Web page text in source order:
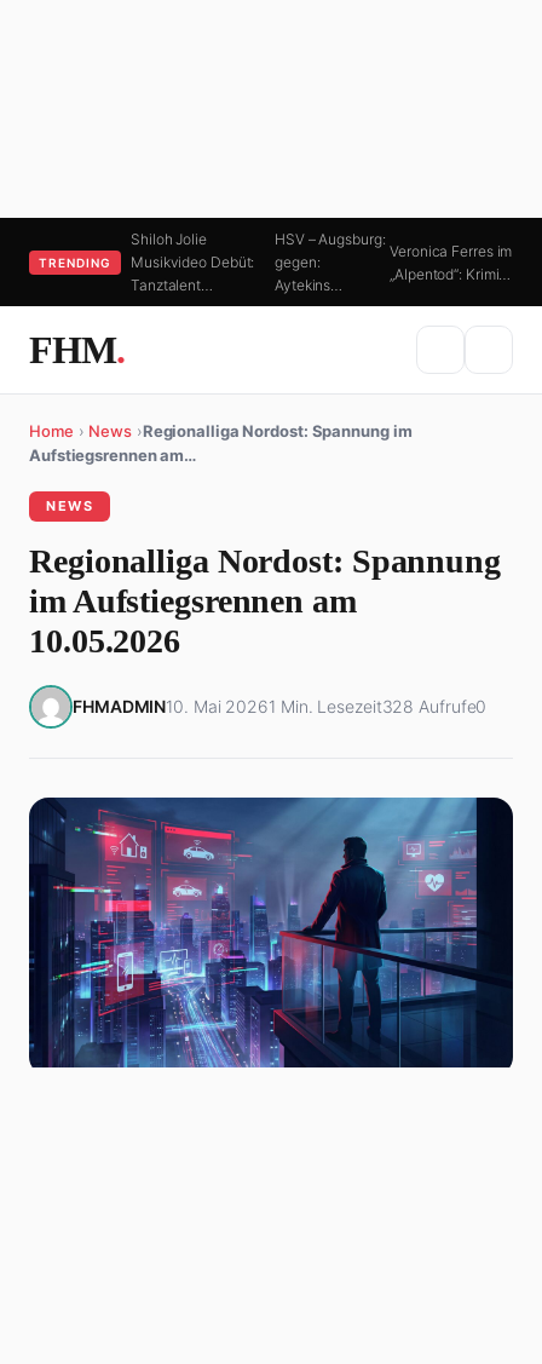
TRENDING
Shiloh Jolie
Musikvideo Debüt:
Tanztalent…
HSV – Augsburg:
gegen:
Aytekins…
Veronica Ferres im
„Alpentod“: Krimi…
FHM.
Home › News ›Regionalliga Nordost: Spannung im
Aufstiegsrennen am…
NEWS
Regionalliga Nordost: Spannung
im Aufstiegsrennen am
10.05.2026
FHMADMIN10. Mai 20261 Min. Lesezeit328 Aufrufe0